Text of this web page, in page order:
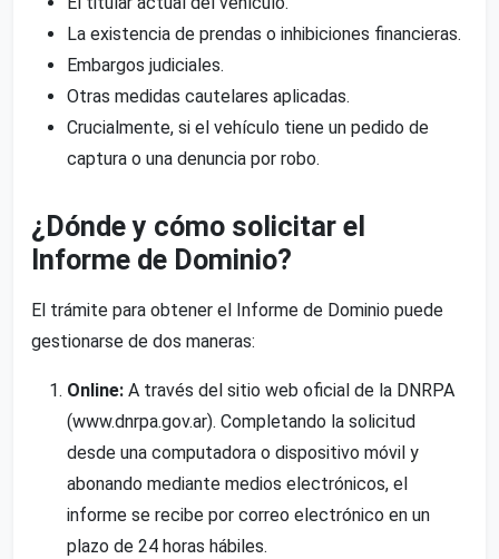
La existencia de prendas o inhibiciones financieras.
Embargos judiciales.
Otras medidas cautelares aplicadas.
Crucialmente, si el vehículo tiene un pedido de
captura o una denuncia por robo.
¿Dónde y cómo solicitar el
Informe de Dominio?
El trámite para obtener el Informe de Dominio puede
gestionarse de dos maneras:
Online: A través del sitio web oficial de la DNRPA
(www.dnrpa.gov.ar). Completando la solicitud
desde una computadora o dispositivo móvil y
abonando mediante medios electrónicos, el
informe se recibe por correo electrónico en un
plazo de 24 horas hábiles.